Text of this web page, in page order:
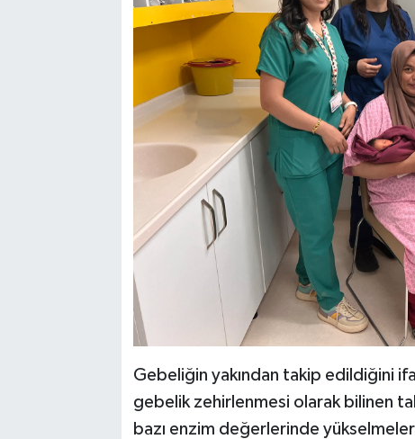
Gebeliğin yakından takip edildiğini
gebelik zehirlenmesi olarak bilinen
bazı enzim değerlerinde